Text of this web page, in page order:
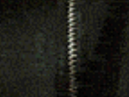
e alla distanza di 1600